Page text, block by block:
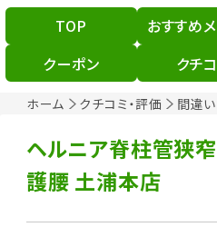
ホーム クチコミ・評価 間違
TOP おすすめ
クーポン
クチ
ヘルニア脊柱管狭
護腰 土浦本店